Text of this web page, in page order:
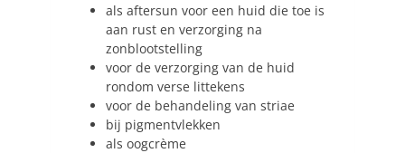
als aftersun voor een huid die toe is
aan rust en verzorging na
zonblootstelling
voor de verzorging van de huid
rondom verse littekens
voor de behandeling van striae
bij pigmentvlekken
als oogcrème